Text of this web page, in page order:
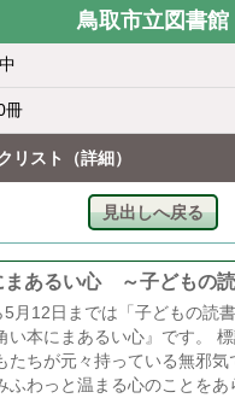
鳥取市立図書館
貸出ランキ
ング
予
雑誌タイト
ル一覧
お
ッ
冊
リスト（詳細）
見出しへ戻る
まあるい心 ～子どもの
月12日までは「子どもの読
い本にまあるい心』です。
たちが元々持っている無邪
ふわっと温まる心のことをあ